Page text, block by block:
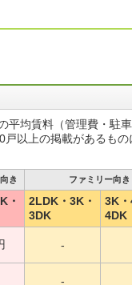
平均賃料（管理費・駐
以上の掲載があるもの
き ファミリー向き
・
2LDK・3K・
3DK
3K・
4DK
-
-